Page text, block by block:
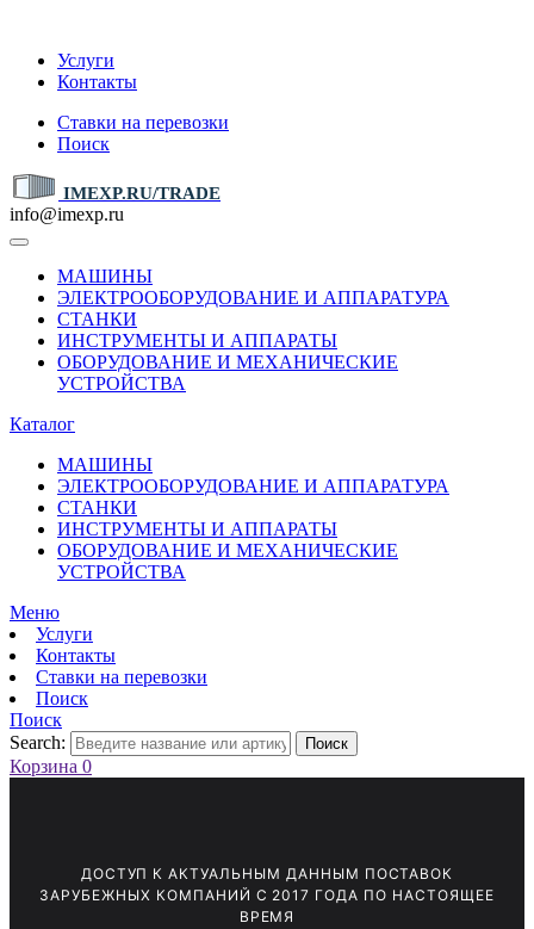
Услуги
Контакты
Ставки на перевозки
Поиск
IMEXP.RU/TRADE
info@imexp.ru
МАШИНЫ
ЭЛЕКТРООБОРУДОВАНИЕ И АППАРАТУРА
СТАНКИ
ИНСТРУМЕНТЫ И АППАРАТЫ
ОБОРУДОВАНИЕ И МЕХАНИЧЕСКИЕ
УСТРОЙСТВА
Каталог
МАШИНЫ
ЭЛЕКТРООБОРУДОВАНИЕ И АППАРАТУРА
СТАНКИ
ИНСТРУМЕНТЫ И АППАРАТЫ
ОБОРУДОВАНИЕ И МЕХАНИЧЕСКИЕ
УСТРОЙСТВА
Меню
Услуги
Контакты
Ставки на перевозки
Поиск
Поиск
Search:
Поиск
Корзина 0
ДОСТУП К АКТУАЛЬНЫМ ДАННЫМ ПОСТАВОК
ЗАРУБЕЖНЫХ КОМПАНИЙ С 2017 ГОДА ПО НАСТОЯЩЕЕ
ВРЕМЯ